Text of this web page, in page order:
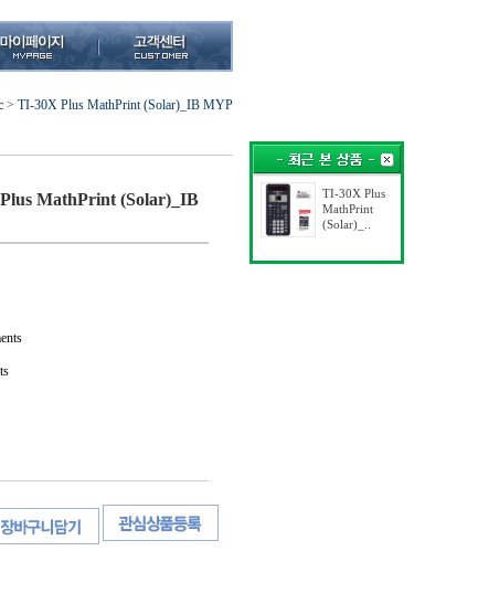
> TI-30X Plus MathPrint (Solar)_IB MYP
MathPrint (Solar)_IB
TI-30X Plus
MathPrint
(Solar)_..